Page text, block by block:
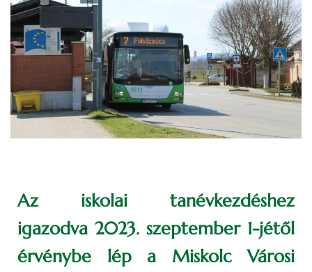
Az iskolai tanévkezdéshez
igazodva 2023. szeptember 1-jétől
érvénybe lép a Miskolc Városi